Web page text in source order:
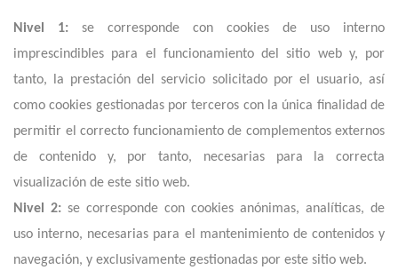
Nivel 1: se corresponde con cookies de uso interno
imprescindibles para el funcionamiento del sitio web y, por
tanto, la prestación del servicio solicitado por el usuario, así
como cookies gestionadas por terceros con la única finalidad de
permitir el correcto funcionamiento de complementos externos
de contenido y, por tanto, necesarias para la correcta
visualización de este sitio web.
Nivel 2: se corresponde con cookies anónimas, analíticas, de
uso interno, necesarias para el mantenimiento de contenidos y
navegación, y exclusivamente gestionadas por este sitio web.